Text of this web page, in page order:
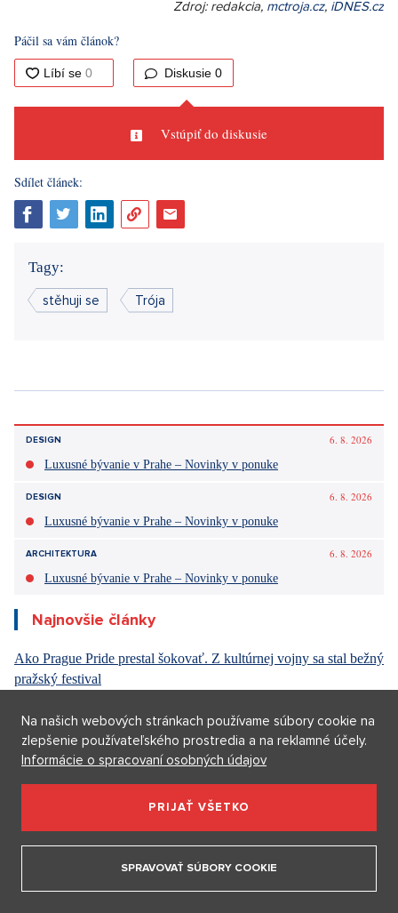
Troja má špecifickú atmosféru, ktorú inde v Prahe nenájdete.
vtákov a večer sa pozeráte na západ slnka nad vinicou.
Miestna komunita je komorná, napriek tomu otvorená.
Stretnete sa tu s ľuďmi, ktorí si vážia pokoj, súkromie, ale aj
kvalitu života. Architektúra v Troji je rôznorodá, od moderných
vil po prvorepublikové skvosty, ktoré citlivo zapadajú do
prírodného rámca. Ako keby ste sa ocitli uprostred fungujúcej
dediny ako stvorené pre život. A zároveň nemuseli opustiť
milovanú Prahu. Nie je náhoda, že sa už roky tejto mestské
časti hovorí "pražská perla".
Páčil sa vám článok?
Diskusie
Tagy:
Luxusné bývanie v Prahe – Novinky v ponuke
Luxusné bývanie v Prahe – Novinky v ponuke
ARCHITEKTURA
Luxusné bývanie v Prahe – Novinky v ponuke
Najnovšie články
Ako Prague Pride prestal šokovať. Z kultúrnej vojny sa stal bežný
Na našich webových stránkach používame súbory cookie na
zlepšenie používateľského prostredia a na reklamné účely.
Informácie o spracovaní osobných údajov
PRIJAŤ VŠETKO
SPRAVOVAŤ SÚBORY COOKIE